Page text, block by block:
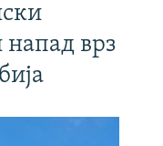
врз